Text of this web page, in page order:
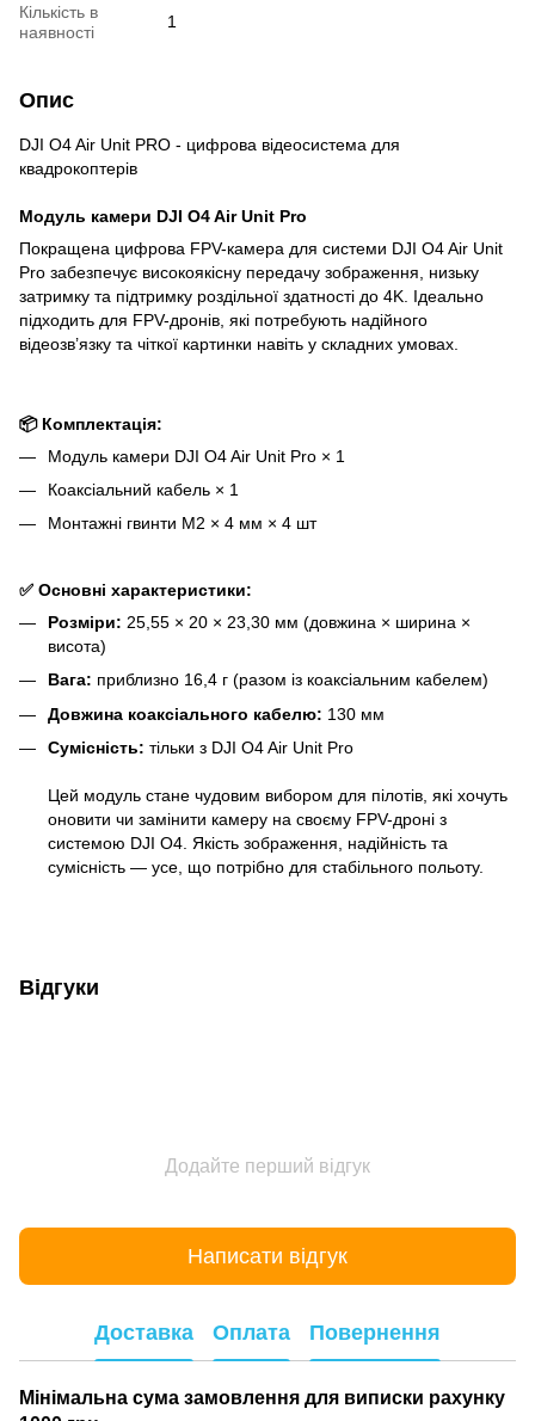
Кількість в
наявності
1
Опис
DJI O4 Air Unit PRO - цифрова відеосистема для
квадрокоптерів
Модуль камери DJI O4 Air Unit Pro
Покращена цифрова FPV-камера для системи DJI O4 Air Unit
Pro забезпечує високоякісну передачу зображення, низьку
затримку та підтримку роздільної здатності до 4K. Ідеально
підходить для FPV-дронів, які потребують надійного
відеозв’язку та чіткої картинки навіть у складних умовах.
📦 Комплектація:
Модуль камери DJI O4 Air Unit Pro × 1
Коаксіальний кабель × 1
Монтажні гвинти M2 × 4 мм × 4 шт
✅ Основні характеристики:
Розміри: 25,55 × 20 × 23,30 мм (довжина × ширина ×
висота)
Вага: приблизно 16,4 г (разом із коаксіальним кабелем)
Довжина коаксіального кабелю: 130 мм
Сумісність: тільки з DJI O4 Air Unit Pro
Цей модуль стане чудовим вибором для пілотів, які хочуть
оновити чи замінити камеру на своєму FPV-дроні з
системою DJI O4. Якість зображення, надійність та
сумісність — усе, що потрібно для стабільного польоту.
Відгуки
Додайте перший відгук
Написати відгук
Доставка Оплата Повернення
Мінімальна сума замовлення для виписки рахунку